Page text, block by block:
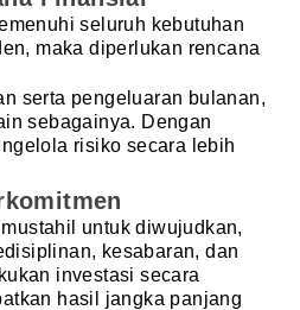
seluruh kebutuhan
maka diperlukan rencana
serta pengeluaran bulanan,
sebagainya. Dengan
risiko secara lebih
untuk diwujudkan,
kesabaran, dan
investasi secara
hasil jangka panjang